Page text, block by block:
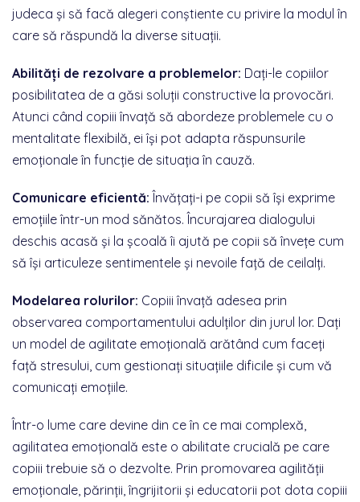
judeca și să facă alegeri conștiente cu privire la modul în
care să răspundă la diverse situații.
Abilități de rezolvare a problemelor: Dați-le copiilor
posibilitatea de a găsi soluții constructive la provocări.
Atunci când copiii învață să abordeze problemele cu o
mentalitate flexibilă, ei își pot adapta răspunsurile
emoționale în funcție de situația în cauză.
Comunicare eficientă: Învățați-i pe copii să își exprime
emoțiile într-un mod sănătos. Încurajarea dialogului
deschis acasă și la școală îi ajută pe copii să învețe cum
să își articuleze sentimentele și nevoile față de ceilalți.
Modelarea rolurilor: Copiii învață adesea prin
observarea comportamentului adulților din jurul lor. Dați
un model de agilitate emoțională arătând cum faceți
față stresului, cum gestionați situațiile dificile și cum vă
comunicați emoțiile.
Într-o lume care devine din ce în ce mai complexă,
agilitatea emoțională este o abilitate crucială pe care
copiii trebuie să o dezvolte. Prin promovarea agilității
emoționale, părinții, îngrijitorii și educatorii pot dota copiii